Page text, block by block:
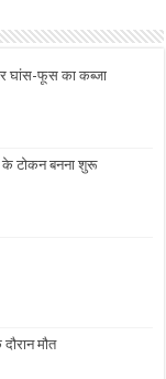
घांस-फूस का कब्जा
के टोकन बनना शुरू
मौत